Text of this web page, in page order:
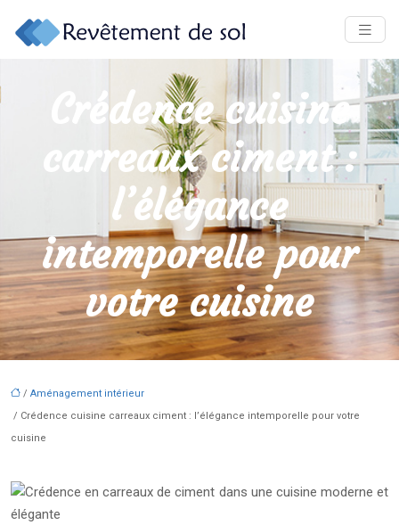
Crédence cuisine
carreaux ciment :
l’élégance
intemporelle pour
votre cuisine
/ Aménagement intérieur
/ Crédence cuisine carreaux ciment : l’élégance intemporelle pour votre
cuisine